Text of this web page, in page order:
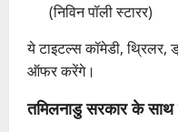
(निविन पॉली स्टारर)
ये टाइटल्स कॉमेडी, थ्रिलर,
ऑफर करेंगे।
तमिलनाडु सरकार के साथ